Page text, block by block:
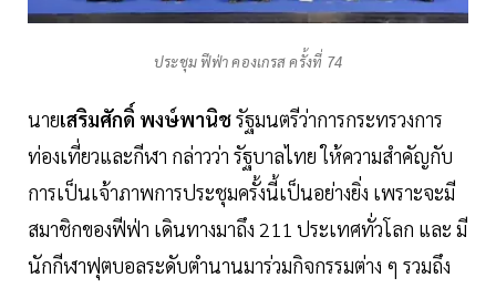
ประชุม ฟีฟ่า คองเกรส ครั้งที่ 74
นายเสริมศักดิ์ พงษ์พานิชรัฐมนตรีว่าการกระทรวงการ
ท่องเที่ยวและกีฬา กล่าวว่า รัฐบาลไทย ให้ความสำคัญกับ
การเป็นเจ้าภาพการประชุมครั้งนี้เป็นอย่างยิ่ง เพราะจะมี
สมาชิกของฟีฟ่า เดินทางมาถึง 211 ประเทศทั่วโลก และ มี
นักกีฬาฟุตบอลระดับตำนานมาร่วมกิจกรรมต่าง ๆ รวมถึง